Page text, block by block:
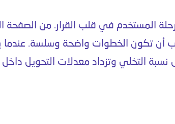
المستخدم في قلب القرار. من الصفحة
أن تكون الخطوات واضحة وسلسة. عندما
نسبة التخلي وتزداد معدلات التحويل داخل